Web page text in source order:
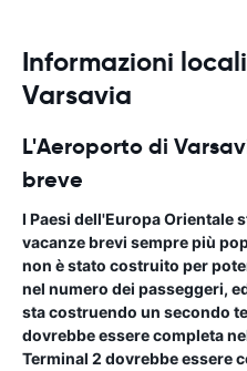
Informazioni
Varsavia
L'Aeroporto di
breve
I Paesi dell'Europa Orientale
vacanze brevi sempre più
non è stato costruito per
nel numero dei passeggeri,
sta costruendo un secondo
dovrebbe essere completa
Terminal 2 dovrebbe essere